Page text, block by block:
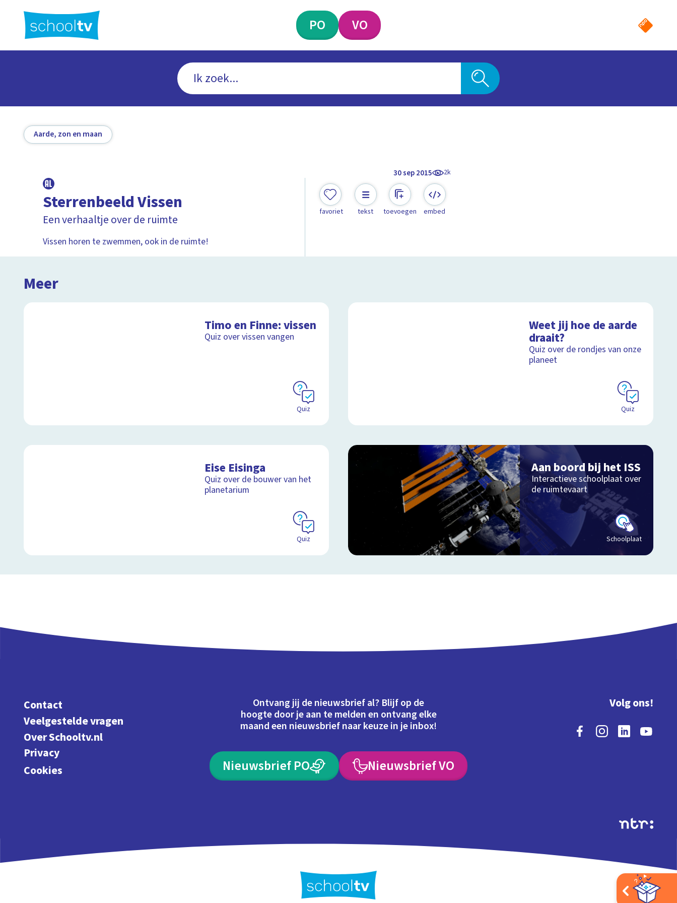
hoofdinhoud
PO VO
Aarde, zon en maan
30 sep 2015 2k
Sterrenbeeld Vissen
Een verhaaltje over de ruimte
Vissen horen te zwemmen, ook in de ruimte!
favoriet tekst toevoegen embed
Meer
Timo en Finne: vissen
Quiz over vissen vangen
Quiz
Weet jij hoe de aarde
draait?
Quiz over de rondjes van onze
planeet
Quiz
Eise Eisinga
Quiz over de bouwer van het
planetarium
Quiz
Aan boord bij het ISS
Interactieve schoolplaat over
de ruimtevaart
Schoolplaat
Contact
Veelgestelde vragen
Over Schooltv.nl
Privacy
Cookies
Ontvang jij de nieuwsbrief al? Blijf op de
hoogte door je aan te melden en ontvang elke
maand een nieuwsbrief naar keuze in je inbox!
Nieuwsbrief PO Nieuwsbrief VO
Volg ons!
Extra's